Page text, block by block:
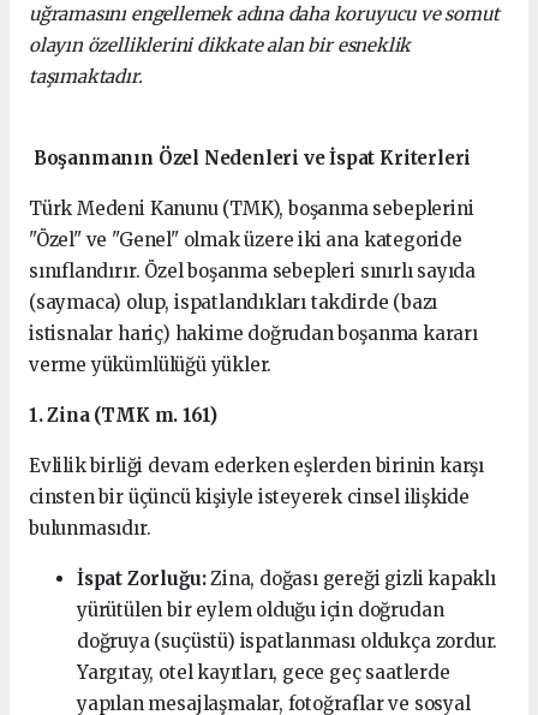
uğramasını engellemek adına daha koruyucu ve somut
olayın özelliklerini dikkate alan bir esneklik
taşımaktadır.
Boşanmanın Özel Nedenleri ve İspat Kriterleri
Türk Medeni Kanunu (TMK), boşanma sebeplerini
"Özel" ve "Genel" olmak üzere iki ana kategoride
sınıflandırır. Özel boşanma sebepleri sınırlı sayıda
(saymaca) olup, ispatlandıkları takdirde (bazı
istisnalar hariç) hakime doğrudan boşanma kararı
verme yükümlülüğü yükler.
1. Zina (TMK m. 161)
Evlilik birliği devam ederken eşlerden birinin karşı
cinsten bir üçüncü kişiyle isteyerek cinsel ilişkide
bulunmasıdır.
İspat Zorluğu:Zina, doğası gereği gizli kapaklı
yürütülen bir eylem olduğu için doğrudan
doğruya (suçüstü) ispatlanması oldukça zordur.
Yargıtay, otel kayıtları, gece geç saatlerde
yapılan mesajlaşmalar, fotoğraflar ve sosyal